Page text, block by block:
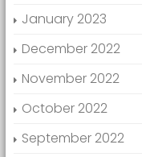
January 2023
December 2022
November 2022
October 2022
September 2022